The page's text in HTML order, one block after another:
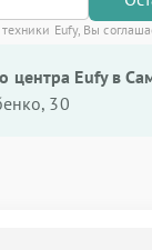
Eufy, Вы
центра Eufy в
30